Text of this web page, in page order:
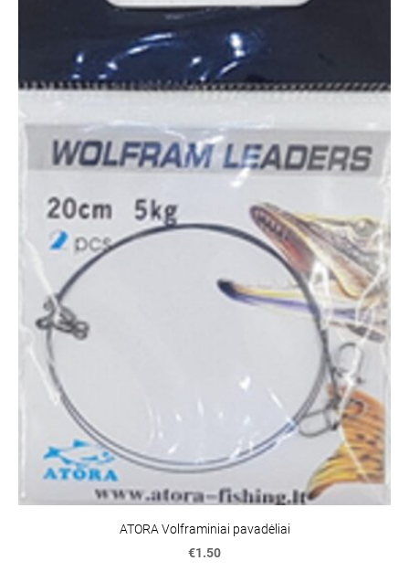
ATORA Volframiniai pavadėliai
€1.50